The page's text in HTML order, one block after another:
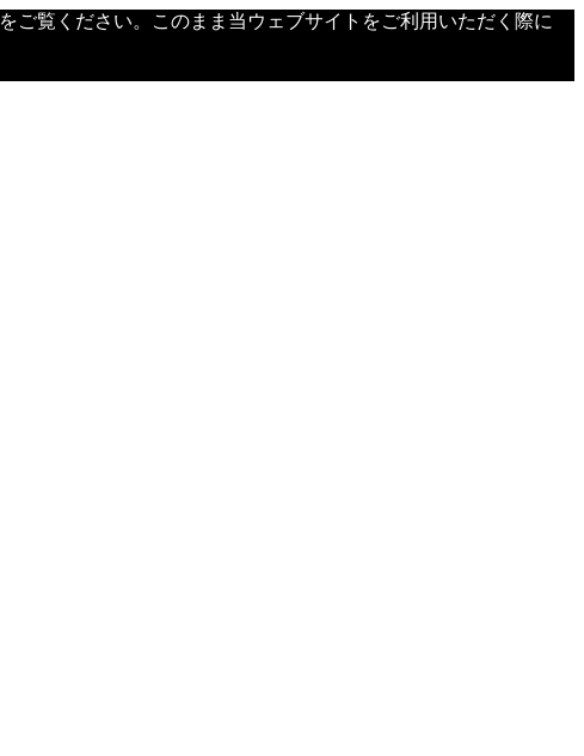
をご覧ください。このまま当ウェブサイトをご利用いただく際に